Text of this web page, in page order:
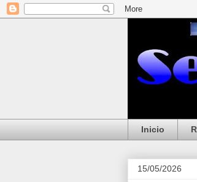
Inicio
15/05/2026